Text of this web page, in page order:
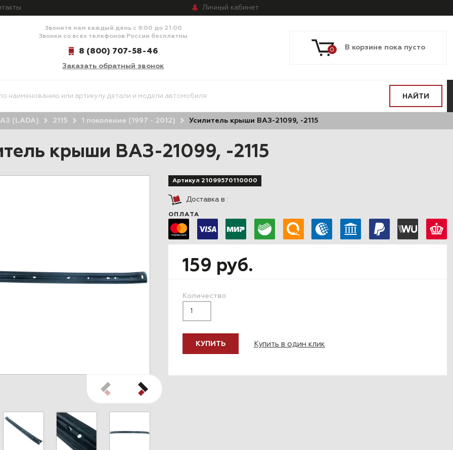
Личный кабинет
Звоните нам каждый день с 9:00 до 21:00
Звонки со всех телефонов России бесплатны
8 (800) 707-58-46
Заказать обратный звонок
0 В корзине пока пусто
НАЙТИ
(LADA) 2115 1 поколение (1997 - 2012) Усилитель крыши ВАЗ-21099, -2115
крыши ВАЗ-21099, -2115
Артикул 21099570110000
Доставка в :
ОПЛАТА
159 руб.
Количество
КУПИТЬ Купить в один клик